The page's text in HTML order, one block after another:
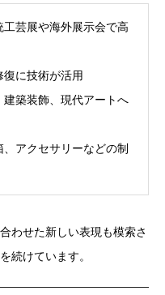
芸展や海外展示会で高
に技術が活用
築装飾、現代アートへ
アクセサリーなどの制
わせた新しい表現も模索さ
続けています。